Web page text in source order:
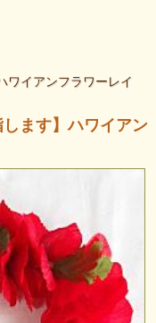
ワイアンフラワーレイ
します】ハワイアン